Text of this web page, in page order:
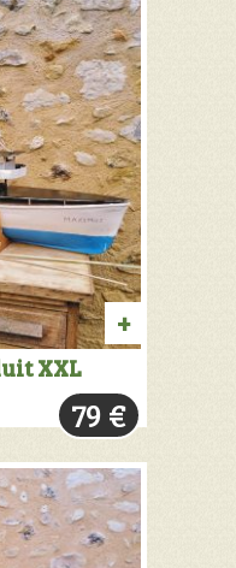
PANIER
XXL
79 €